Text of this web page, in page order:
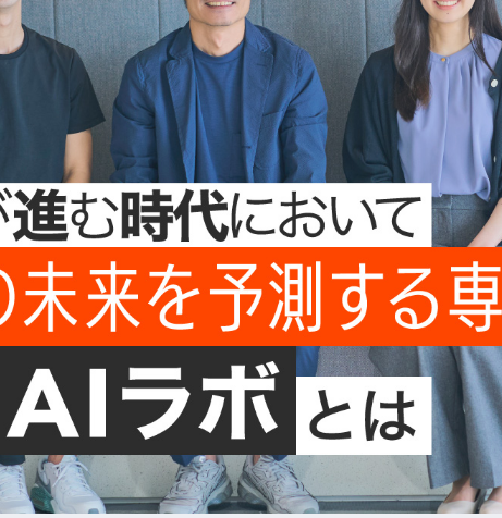
ー
-
メ
イ